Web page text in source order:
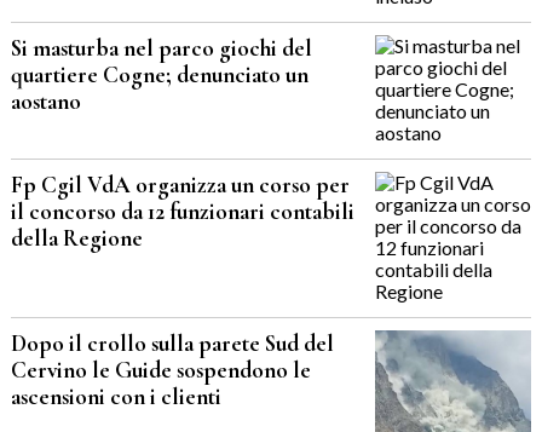
Si masturba nel parco giochi del
quartiere Cogne; denunciato un
aostano
Fp Cgil VdA organizza un corso per
il concorso da 12 funzionari contabili
della Regione
Dopo il crollo sulla parete Sud del
Cervino le Guide sospendono le
ascensioni con i clienti